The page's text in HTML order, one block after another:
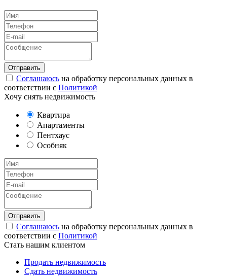
Соглашаюсь на обработку персональных данных в
соответствии с Политикой
Хочу снять недвижимость
Квартира
Апартаменты
Пентхаус
Особняк
Соглашаюсь на обработку персональных данных в
соответствии с Политикой
Стать нашим клиентом
Продать недвижимость
Сдать недвижимость